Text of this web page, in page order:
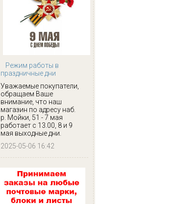
Режим работы в
праздничные дни
Уважаемые покупатели,
обращаем Ваше
внимание, что наш
магазин по адресу наб.
р. Мойки, 51 - 7 мая
работает с 13.00, 8 и 9
мая выходные дни.
2025-05-06 16:42